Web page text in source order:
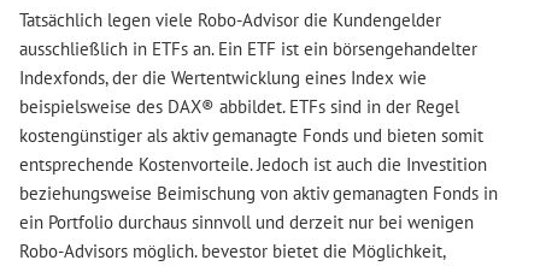
Tatsächlich legen viele Robo-Advisor die Kundengelder
ausschließlich in ETFs an. Ein ETF ist ein börsengehandelter
Indexfonds, der die Wertentwicklung eines Index wie
beispielsweise des DAX® abbildet. ETFs sind in der Regel
kostengünstiger als aktiv gemanagte Fonds und bieten somit
entsprechende Kostenvorteile. Jedoch ist auch die Investition
beziehungsweise Beimischung von aktiv gemanagten Fonds in
ein Portfolio durchaus sinnvoll und derzeit nur bei wenigen
Robo-Advisors möglich. bevestor bietet die Möglichkeit,